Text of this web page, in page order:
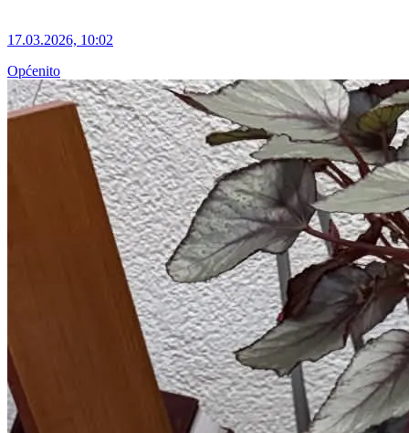
17.03.2026, 10:02
Općenito